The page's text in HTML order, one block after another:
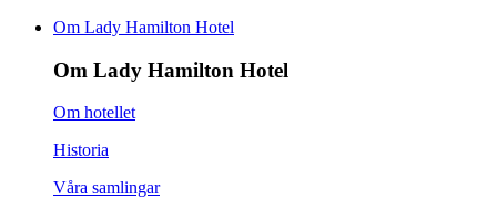
Om Lady Hamilton Hotel
Om Lady Hamilton Hotel
Om hotellet
Historia
Våra samlingar